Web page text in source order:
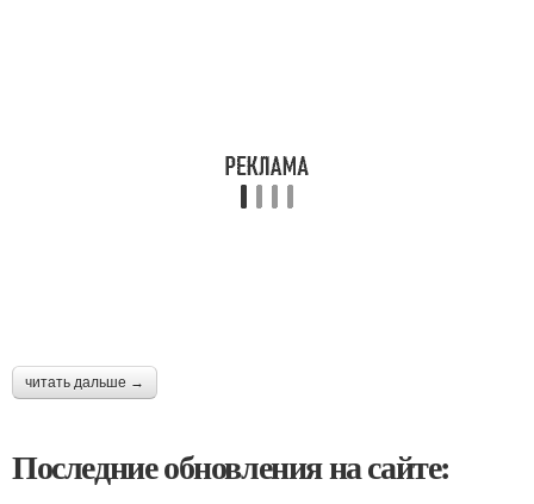
читать дальше →
Последние обновления на сайте: